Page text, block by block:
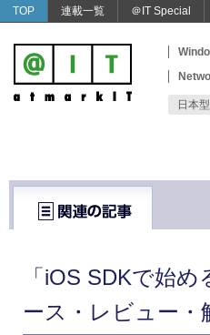
TOP 連載一覧 ＠IT Special
日本
「iOS SDKで始
ース・レビュー・